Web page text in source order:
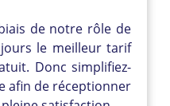
de notre rôle de
le meilleur tarif
Donc simplifiez-
afin de réceptionner